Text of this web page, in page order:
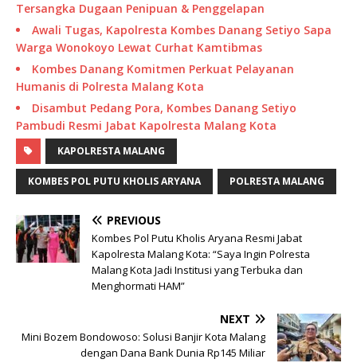
Tersangka Dugaan Penipuan & Penggelapan
Awali Tugas, Kapolresta Kombes Danang Setiyo Sapa
Warga Wonokoyo Lewat Curhat Kamtibmas
Kombes Danang Komitmen Perkuat Pelayanan
Humanis di Polresta Malang Kota
Disambut Pedang Pora, Kombes Danang Setiyo
Pambudi Resmi Jabat Kapolresta Malang Kota
KAPOLRESTA MALANG
KOMBES POL PUTU KHOLIS ARYANA POLRESTA MALANG
PREVIOUS
Kombes Pol Putu Kholis Aryana Resmi Jabat
Kapolresta Malang Kota: “Saya Ingin Polresta
Malang Kota Jadi Institusi yang Terbuka dan
Menghormati HAM”
NEXT
Mini Bozem Bondowoso: Solusi Banjir Kota Malang
dengan Dana Bank Dunia Rp145 Miliar